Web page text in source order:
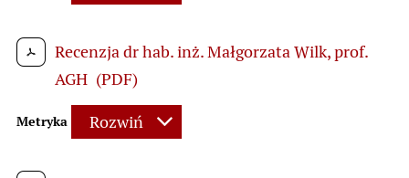
Recenzja dr hab. inż. Małgorzata Wilk, prof.
AGH (PDF)
Metryka Rozwiń